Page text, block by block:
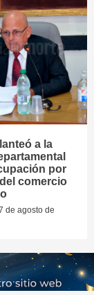
a la
por
comercio
de agosto de